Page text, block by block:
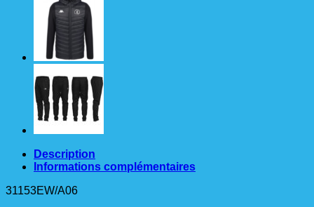
Description
Informations complémentaires
31153EW/A06